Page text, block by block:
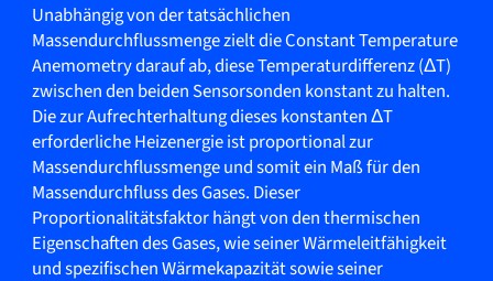
Unabhängig von der tatsächlichen
Massendurchflussmenge zielt die Constant Temperature
Anemometry darauf ab, diese Temperaturdifferenz (ΔT)
zwischen den beiden Sensorsonden konstant zu halten.
Die zur Aufrechterhaltung dieses konstanten ΔT
erforderliche Heizenergie ist proportional zur
Massendurchflussmenge und somit ein Maß für den
Massendurchfluss des Gases. Dieser
Proportionalitätsfaktor hängt von den thermischen
Eigenschaften des Gases, wie seiner Wärmeleitfähigkeit
und spezifischen Wärmekapazität sowie seiner